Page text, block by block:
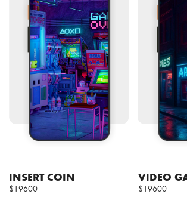
INSERT COIN
$19600
VIDEO
$19600